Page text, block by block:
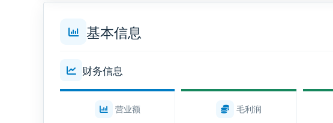
基本信息
财务信息
营业额 毛利润